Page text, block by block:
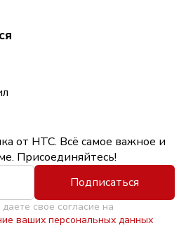
от НТС. Всё самое важное и
Присоединяйтесь!
Подписаться
свое согласие на
ваших персональных данных